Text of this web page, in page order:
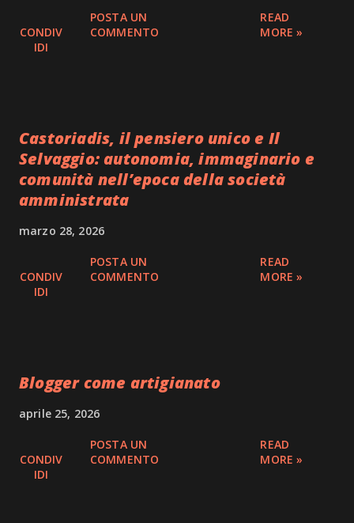
CONDIV
IDI
POSTA UN
COMMENTO
READ
MORE »
Castoriadis, il pensiero unico e Il
Selvaggio: autonomia, immaginario e
comunità nell’epoca della società
amministrata
marzo 28, 2026
CONDIV
IDI
POSTA UN
COMMENTO
READ
MORE »
Blogger come artigianato
aprile 25, 2026
CONDIV
IDI
POSTA UN
COMMENTO
READ
MORE »